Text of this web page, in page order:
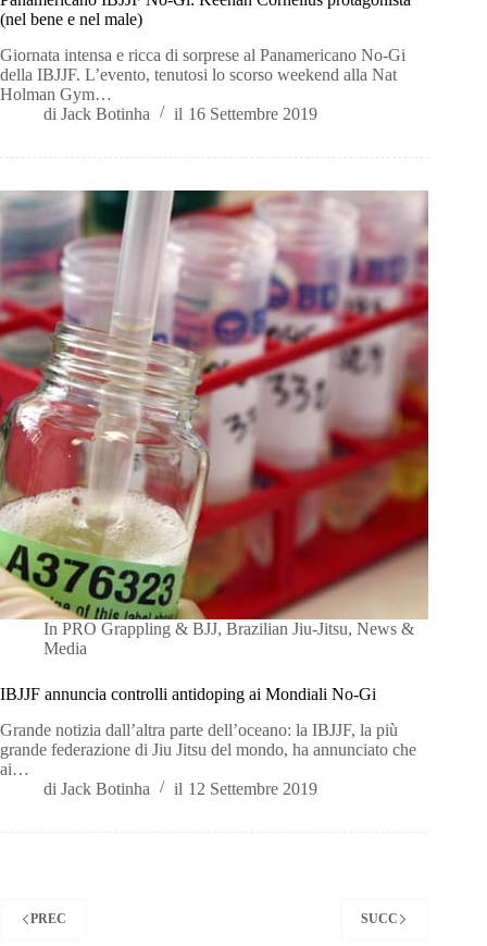
(nel bene e nel male)
Giornata intensa e ricca di sorprese al Panamericano No-Gi
della IBJJF. L’evento, tenutosi lo scorso weekend alla Nat
Holman Gym…
di Jack Botinha il 16 Settembre 2019
In PRO Grappling & BJJ,Brazilian Jiu-Jitsu,News &
Media
IBJJF annuncia controlli antidoping ai Mondiali No-Gi
Grande notizia dall’altra parte dell’oceano: la IBJJF, la più
grande federazione di Jiu Jitsu del mondo, ha annunciato che
ai…
di Jack Botinha il 12 Settembre 2019
PREC SUCC